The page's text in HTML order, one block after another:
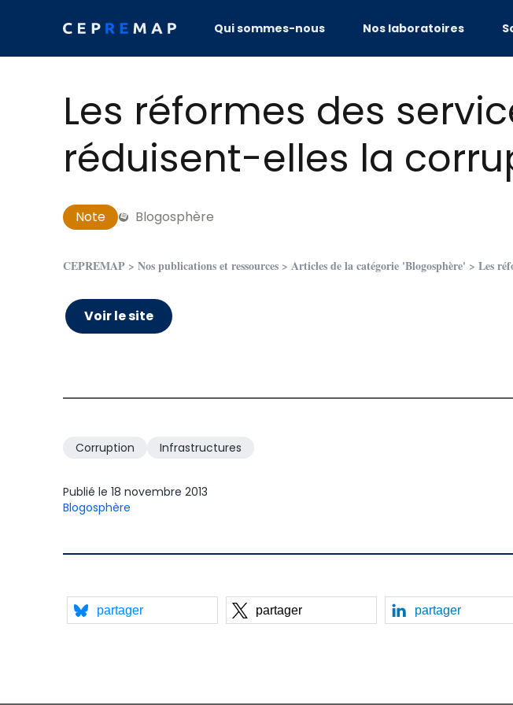
Qui sommes-nous Nos laboratoires
Les réformes des
réduisent-elles la
Note Blogosphère
CEPREMAP > Nos publications et ressources > Articles de la catégorie 'Blogosphère' > Les
Voir le site
Corruption Infrastructures
Publié le 18 novembre 2013
Blogosphère
partager partager partager